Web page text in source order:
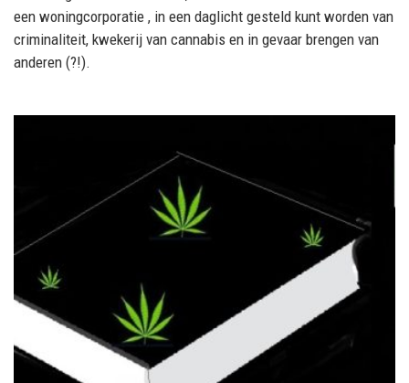
een woningcorporatie , in een daglicht gesteld kunt worden van
criminaliteit, kwekerij van cannabis en in gevaar brengen van
anderen (?!).